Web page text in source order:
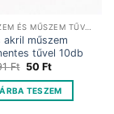
MŰANYAG SZEM ÉS MŰSZEM TŰVEL
akril műszem
tűvel 10db
Ft Original
was:
191 Ft.
50FtCurrent
is:
50 Ft.
TESZEM